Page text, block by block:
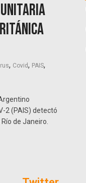
, Covid, PAIS,
2 (PAIS) detectó
de Janeiro.